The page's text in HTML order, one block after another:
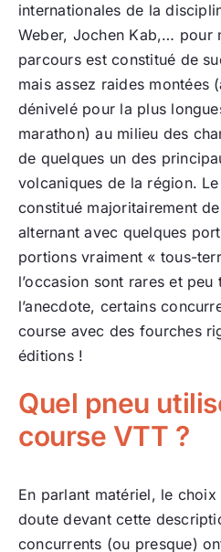
internationales de la
Weber, Jochen Kab,… pour
parcours est constitué de
mais assez raides montées
dénivelé pour la plus
marathon) au milieu des
de quelques un des
volcaniques de la région.
constitué majoritairement
alternant avec quelques
portions vraiment « tous-
l’occasion sont rares et
l’anecdote, certains
course avec des fourches
éditions !
Quel pneu
course VTT ?
En parlant matériel, le
doute devant cette
concurrents (ou presque)